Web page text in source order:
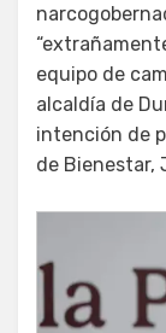
equipo de
alcaldía de
intención de
de Bienestar,